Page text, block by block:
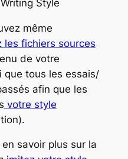
même
fichiers sources
de votre
que tous les essais/
afin que les
votre style
savoir plus sur la